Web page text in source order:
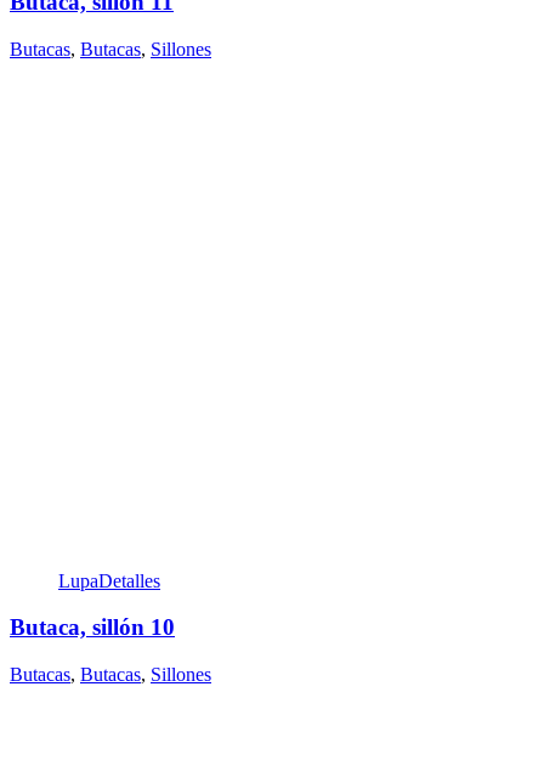
Butacas, Butacas, Sillones
LupaDetalles
Butaca, sillón 10
Butacas, Butacas, Sillones